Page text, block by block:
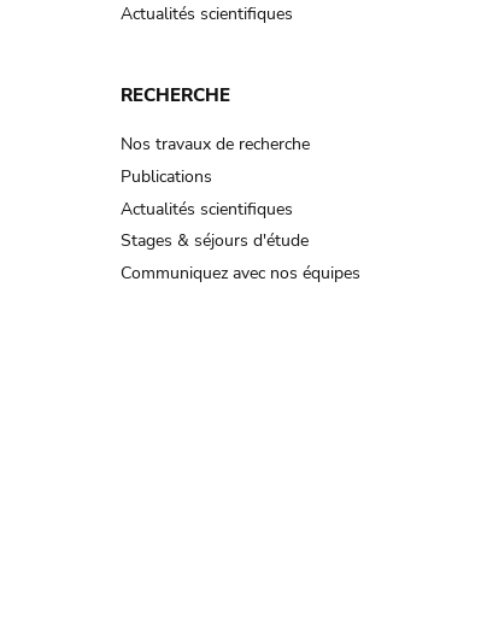
Actualités scientifiques
RECHERCHE
Nos travaux de recherche
Publications
Actualités scientifiques
Stages & séjours d'étude
Communiquez avec nos équipes